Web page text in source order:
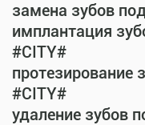
замена зубов
имплантация
#CITY#
протезирование
#CITY#
удаление зубов